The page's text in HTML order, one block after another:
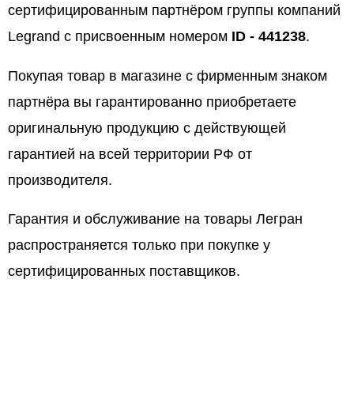
сертифицированным партнёром группы компаний
Legrand с присвоенным номером ID - 441238.
Покупая товар в магазине с фирменным знаком
партнёра вы гарантированно приобретаете
оригинальную продукцию с действующей
гарантией на всей территории РФ от
производителя.
Гарантия и обслуживание на товары Легран
распространяется только при покупке у
сертифицированных поставщиков.